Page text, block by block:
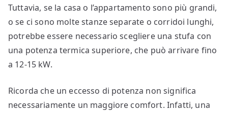
Tuttavia, se la casa o l’appartamento sono più grandi,
o se ci sono molte stanze separate o corridoi lunghi,
potrebbe essere necessario scegliere una stufa con
una potenza termica superiore, che può arrivare fino
a 12-15 kW.
Ricorda che un eccesso di potenza non significa
necessariamente un maggiore comfort. Infatti, una